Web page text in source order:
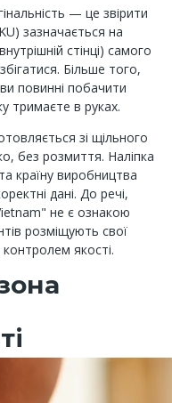
— це звірити
зазначається на
стінці) самого
Більше того,
повинні побачити
тримаєте в руках.
зі щільного
без розмиття. Наліпка
країну виробництва
дані. До речі,
не є ознакою
розміщують свої
якості.